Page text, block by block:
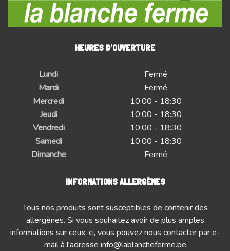
HEURES D'OUVERTURE
Lundi
Fermé
Mardi
Fermé
Mercredi
10:00 - 18:30
Jeudi
10:00 - 18:30
Vendredi
10:00 - 18:30
Samedi
10:00 - 18:30
Dimanche
Fermé
INFORMATIONS ALLERGÈNES
Tous nos produits sont susceptibles de contenir des
allergènes. Si vous souhaitez avoir de plus amples
informations sur ceux-ci, vous pouvez nous contacter par e-
mail à l'adresse info@lablancheferme.be